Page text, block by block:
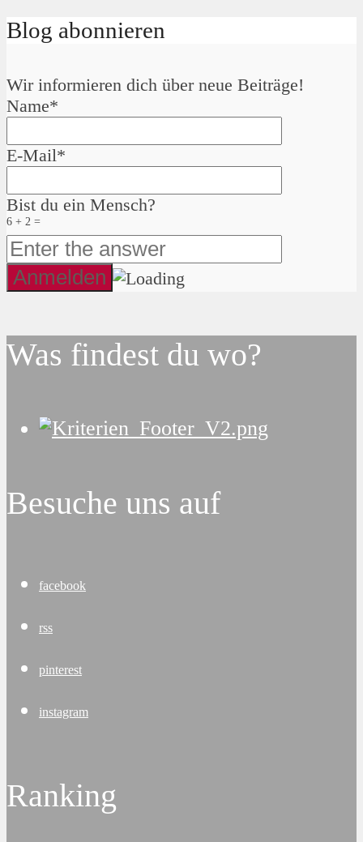
Blog abonnieren
Wir informieren dich über neue Beiträge!
Name*
E-Mail*
Bist du ein Mensch?
6 + 2 =
Was findest du wo?
Besuche uns auf
facebook
rss
pinterest
instagram
Ranking